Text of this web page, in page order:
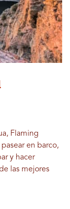
Flaming
en barco,
y hacer
las mejores